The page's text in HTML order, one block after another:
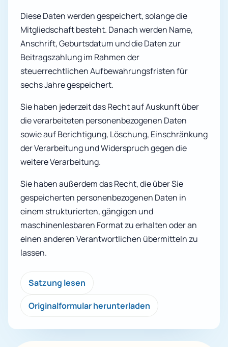
Diese Daten werden gespeichert, solange die
Mitgliedschaft besteht. Danach werden Name,
Anschrift, Geburtsdatum und die Daten zur
Beitragszahlung im Rahmen der
steuerrechtlichen Aufbewahrungsfristen für
sechs Jahre gespeichert.
Sie haben jederzeit das Recht auf Auskunft über
die verarbeiteten personenbezogenen Daten
sowie auf Berichtigung, Löschung, Einschränkung
der Verarbeitung und Widerspruch gegen die
weitere Verarbeitung.
Sie haben außerdem das Recht, die über Sie
gespeicherten personenbezogenen Daten in
einem strukturierten, gängigen und
maschinenlesbaren Format zu erhalten oder an
einen anderen Verantwortlichen übermitteln zu
lassen.
Satzung lesen
Originalformular herunterladen